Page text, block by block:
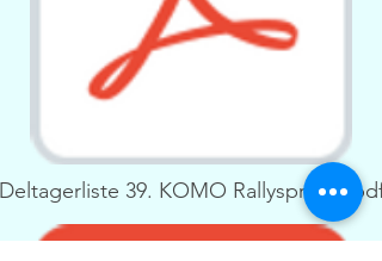
39. KOMO Rallysprint 4.pdf